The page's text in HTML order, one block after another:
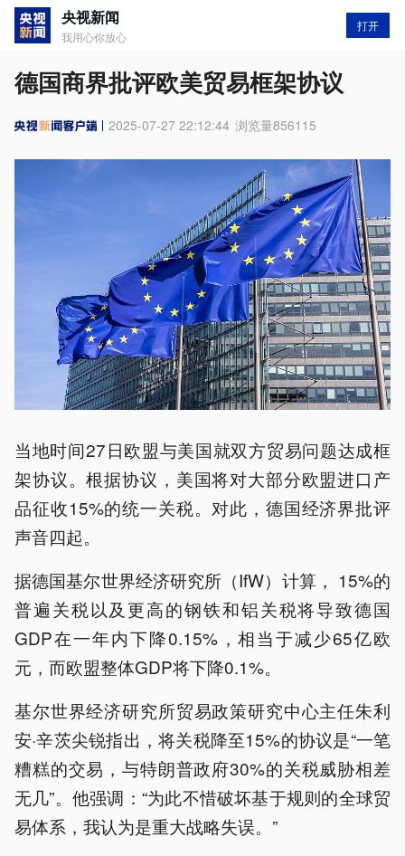
央视新闻
我用心你放心
打开
德国商界批评欧美贸易框架协议
2025-07-27 22:12:44 浏览量856115
当地时间27日欧盟与美国就双方贸易问题达成框
架协议。根据协议，美国将对大部分欧盟进口产
品征收15%的统一关税。对此，德国经济界批评
声音四起。
据德国基尔世界经济研究所（IfW）计算， 15%的
普遍关税以及更高的钢铁和铝关税将导致德国
GDP在一年内下降0.15%，相当于减少65亿欧
元，而欧盟整体GDP将下降0.1%。
基尔世界经济研究所贸易政策研究中心主任朱利
安·辛茨尖锐指出，将关税降至15%的协议是“一笔
糟糕的交易，与特朗普政府30%的关税威胁相差
无几”。他强调：“为此不惜破坏基于规则的全球贸
易体系，我认为是重大战略失误。”